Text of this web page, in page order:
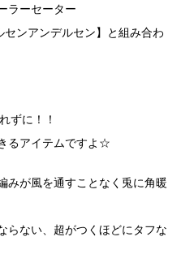
ラーセーター
センアンデルセン】と組み合わ
ずに！！
るアイテムですよ☆
みが風を通すことなく兎に角暖
らない、超がつくほどにタフな